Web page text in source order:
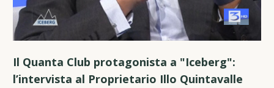
Il Quanta Club protagonista a "Iceberg":
l’intervista al Proprietario Illo Quintavalle